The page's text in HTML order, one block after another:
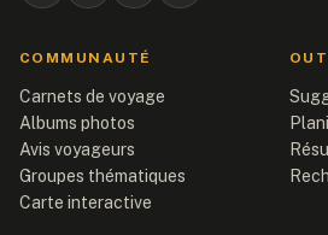
COMMUNAUTÉ
Carnets de voyage
Albums photos
Avis voyageurs
Groupes thématiques
Carte interactive